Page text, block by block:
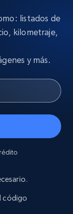
listados de
kilometraje,
y más.
código